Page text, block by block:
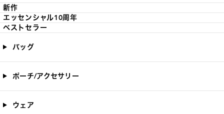
新作
エッセンシャル10周年
ベストセラー
バッグ
ポーチ/アクセサリー
ウェア